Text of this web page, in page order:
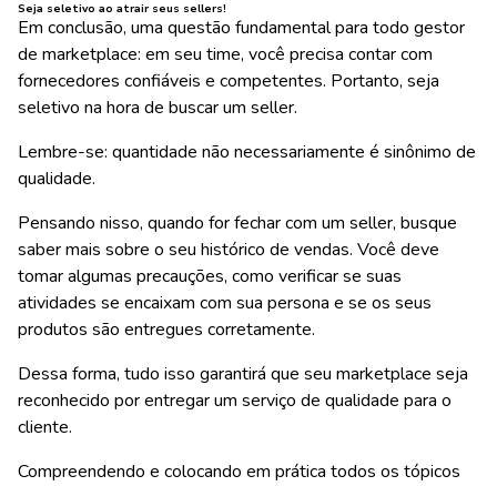
Seja seletivo ao atrair seus sellers!
Em conclusão, uma questão fundamental para todo gestor
de marketplace: em seu time, você precisa contar com
fornecedores confiáveis e competentes. Portanto, seja
seletivo na hora de buscar um seller.
Lembre-se: quantidade não necessariamente é sinônimo de
qualidade.
Pensando nisso, quando for fechar com um seller, busque
saber mais sobre o seu histórico de vendas. Você deve
tomar algumas precauções, como verificar se suas
atividades se encaixam com sua persona e se os seus
produtos são entregues corretamente.
Dessa forma, tudo isso garantirá que seu marketplace seja
reconhecido por entregar um serviço de qualidade para o
cliente.
Compreendendo e colocando em prática todos os tópicos